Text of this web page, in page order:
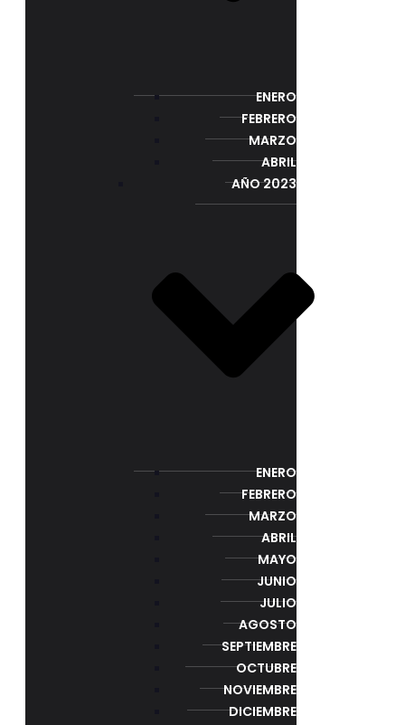
ENERO
FEBRERO
MARZO
ABRIL
AÑO 2023
ENERO
FEBRERO
MARZO
ABRIL
MAYO
JUNIO
JULIO
AGOSTO
SEPTIEMBRE
OCTUBRE
NOVIEMBRE
DICIEMBRE